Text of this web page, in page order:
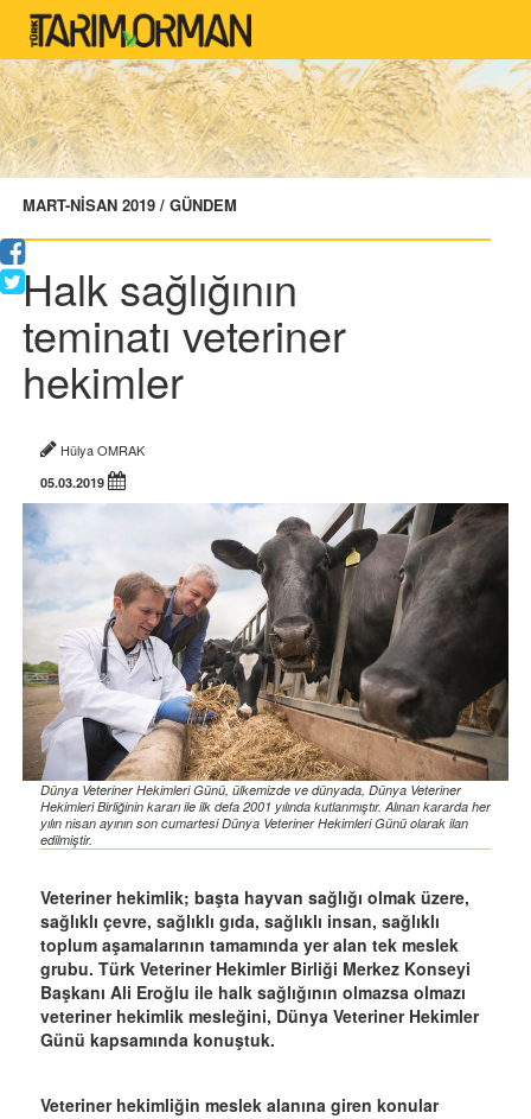
MART-NİSAN 2019 / GÜNDEM
Halk sağlığının
teminatı veteriner
hekimler
Hülya OMRAK
05.03.2019
Dünya Veteriner Hekimleri Günü, ülkemizde ve dünyada, Dünya Veteriner
Hekimleri Birliğinin kararı ile ilk defa 2001 yılında kutlanmıştır. Alınan kararda her
yılın nisan ayının son cumartesi Dünya Veteriner Hekimleri Günü olarak ilan
edilmiştir.
Veteriner hekimlik; başta hayvan sağlığı olmak üzere,
sağlıklı çevre, sağlıklı gıda, sağlıklı insan, sağlıklı
toplum aşamalarının tamamında yer alan tek meslek
grubu. Türk Veteriner Hekimler Birliği Merkez Konseyi
Başkanı Ali Eroğlu ile halk sağlığının olmazsa olmazı
veteriner hekimlik mesleğini, Dünya Veteriner Hekimler
Günü kapsamında konuştuk.
Veteriner hekimliğin meslek alanına giren konular